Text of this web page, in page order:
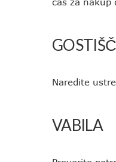
Naredite
VABILA